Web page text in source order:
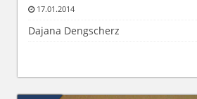
17.01.2014
Dajana Dengscherz